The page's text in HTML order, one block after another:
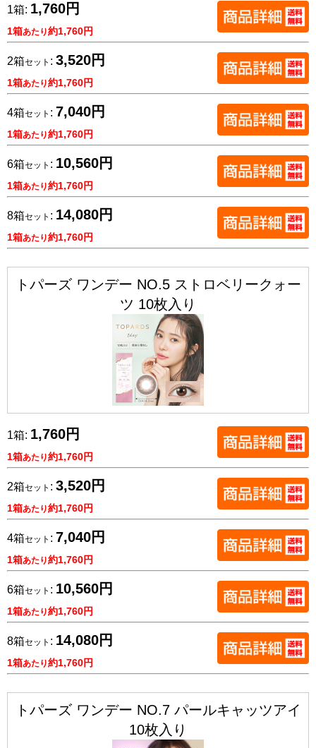
1箱: 1,760円
1箱あたり約1,760円
2箱セット : 3,520円
1箱あたり約1,760円
4箱セット : 7,040円
1箱あたり約1,760円
6箱セット : 10,560円
1箱あたり約1,760円
8箱セット : 14,080円
1箱あたり約1,760円
トパーズ ワンデー NO.5 ストロベリークォー
ツ 10枚入り
1箱: 1,760円
1箱あたり約1,760円
2箱セット : 3,520円
1箱あたり約1,760円
4箱セット : 7,040円
1箱あたり約1,760円
6箱セット : 10,560円
1箱あたり約1,760円
8箱セット : 14,080円
1箱あたり約1,760円
トパーズ ワンデー NO.7 パールキャッツアイ
10枚入り